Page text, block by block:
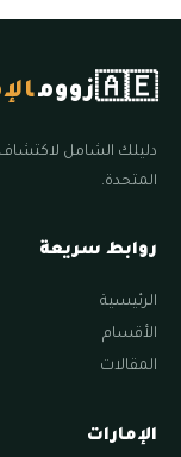
🇦🇪زووم
دليلك الشامل لاكتشاف
المتحدة.
روابط سريعة
الرئيسية
الأقسام
المقالات
الإمارات